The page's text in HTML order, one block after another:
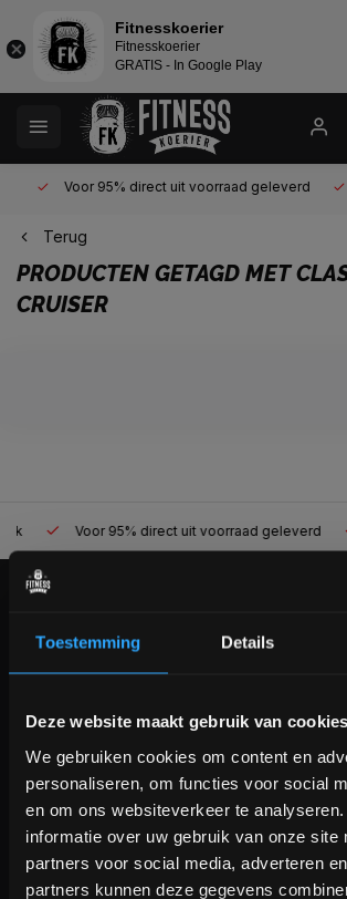
Toestemming Details
Deze website maakt gebruik van cookies
We gebruiken cookies om content en
personaliseren, om functies voor social
en om ons websiteverkeer te
informatie over uw gebruik van onze site
partners voor social media, adverteren
partners kunnen deze gegevens
Voor 95% direct uit voorraad geleverd
Terug
PRODUCTEN GETAGD MET
CRUISER
Voor 95% direct uit voorraad geleverd
Veelgestelde vragen
+31 (0)24 645 1309
Bam! 5% korting op je
Schrijf je in voor onze nieuwsbrief om
blijven over onze nieuwe producten,
interessante info. Ontvang 5% korting op je
aankoop! 😀
Fitnesskoerier
Fitnesskoerier
GRATIS - In Google Play